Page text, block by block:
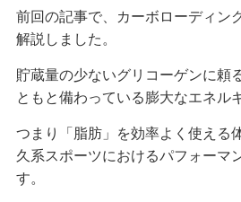
前回の記事で、カーボローディン
解説しました。
貯蔵量の少ないグリコーゲンに頼
ともと備わっている膨大なエネル
つまり「脂肪」を効率よく使える
久系スポーツにおけるパフォーマ
す。